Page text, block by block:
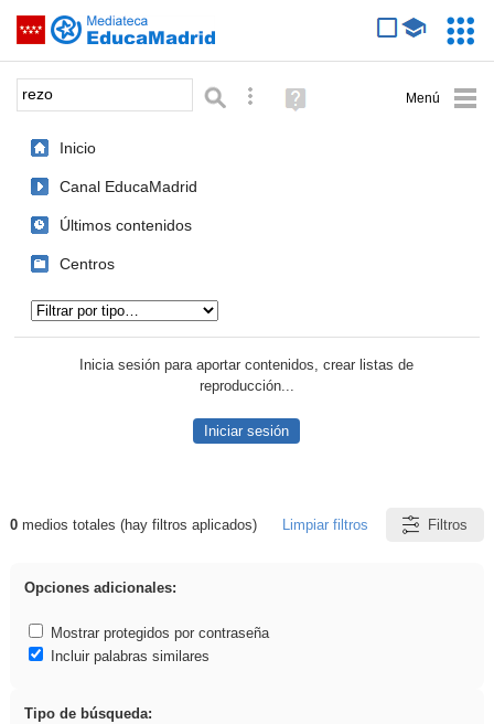
Saltar navegación
Palabra o frase: Búsqueda avanzada
Ayuda
(en
Inicio
Canal EducaMadrid
Últimos contenidos
Centros
Inicia sesión para aportar contenidos, crear listas de
reproducción...
Iniciar sesión
Resultados de: rezo
0medios totales (hay filtros aplicados) Limpiar filtros Filtros
Opciones adicionales:
Mostrar protegidos por contraseña
Incluir palabras similares
Tipo de búsqueda: